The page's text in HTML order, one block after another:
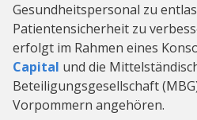
Gesundheitspersonal zu
Patientensicherheit zu
erfolgt im Rahmen eines
Capital und die
Beteiligungsgesellschaft
Vorpommern angehören.